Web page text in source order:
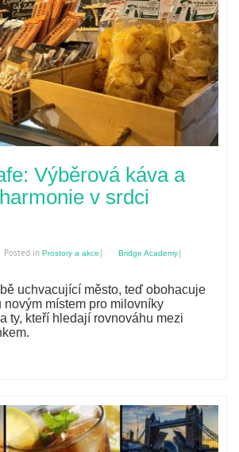
Výběrová káva a
v srdci
Posted in Prostory a akce | Bridge Academy|
uchvacující město, teď obohacuje
novým místem pro milovníky
ty, kteří hledají rovnováhu mezi